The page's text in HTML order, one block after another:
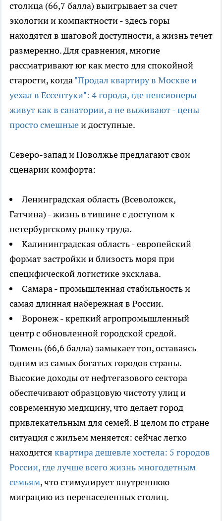
столица (66,7 балла) выигрывает за счет
экологии и компактности - здесь горы
находятся в шаговой доступности, а жизнь течет
размеренно. Для сравнения, многие
рассматривают юг как место для спокойной
старости, когда"Продал квартиру в Москве и
уехал в Ессентуки": 4 города, где пенсионеры
живут как в санатории, а не выживают - цены
просто смешныеи доступные.
Северо-запад и Поволжье предлагают свои
сценарии комфорта:
Ленинградская область (Всеволожск,
Гатчина) - жизнь в тишине с доступом к
петербургскому рынку труда.
Калининградская область - европейский
формат застройки и близость моря при
специфической логистике эксклава.
Самара - промышленная стабильность и
самая длинная набережная в России.
Воронеж - крепкий агропромышленный
центр с обновленной городской средой.
Тюмень (66,6 балла) замыкает топ, оставаясь
одним из самых богатых городов страны.
Высокие доходы от нефтегазового сектора
обеспечивают образцовую чистоту улиц и
современную медицину, что делает город
привлекательным для семей. В целом по стране
ситуация с жильем меняется: сейчас легко
находится квартира дешевле хостела: 5 городов
России, где лучше всего жизнь многодетным
семьям, что стимулирует внутреннюю
миграцию из перенаселенных столиц.